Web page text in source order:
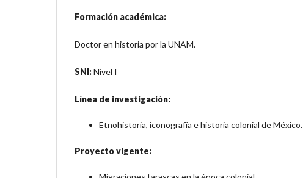
Formación académica:
Doctor en historia por la UNAM.
SNI:Nivel I
Línea de investigación:
Etnohistoria, iconografía e historia colonial de México.
Proyecto vigente: